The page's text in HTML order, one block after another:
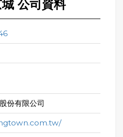
公司資料
份有限公司